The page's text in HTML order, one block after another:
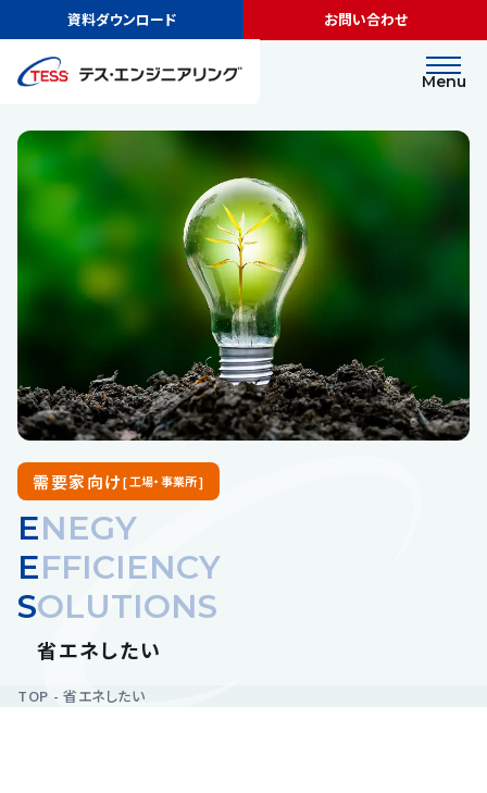
資料ダウンロード お問い合わせ
Menu
需要家向け[ 工場・事業所 ]
ENEGY
EFFICIENCY
SOLUTIONS
省エネしたい
TOP 省エネしたい